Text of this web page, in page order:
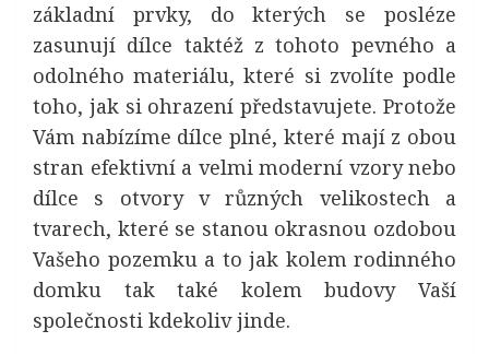
základní prvky, do kterých se posléze
zasunují dílce taktéž z tohoto pevného a
odolného materiálu, které si zvolíte podle
toho, jak si ohrazení představujete. Protože
Vám nabízíme dílce plné, které mají z obou
stran efektivní a velmi moderní vzory nebo
dílce s otvory v různých velikostech a
tvarech, které se stanou okrasnou ozdobou
Vašeho pozemku a to jak kolem rodinného
domku tak také kolem budovy Vaší
společnosti kdekoliv jinde.